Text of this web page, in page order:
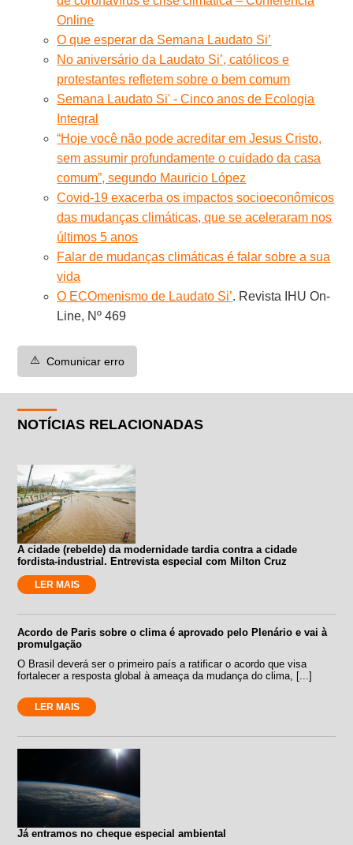
Online
O que esperar da Semana Laudato Si’
No aniversário da Laudato Si’, católicos e
protestantes refletem sobre o bem comum
Semana Laudato Si' - Cinco anos de Ecologia
Integral
“Hoje você não pode acreditar em Jesus Cristo,
sem assumir profundamente o cuidado da casa
comum”, segundo Mauricio López
Covid-19 exacerba os impactos socioeconômicos
das mudanças climáticas, que se aceleraram nos
últimos 5 anos
Falar de mudanças climáticas é falar sobre a sua
vida
O ECOmenismo de Laudato Si’. Revista IHU On-
Line, Nº 469
⚠️ Comunicar erro
NOTÍCIAS RELACIONADAS
A cidade (rebelde) da modernidade tardia contra a cidade
fordista-industrial. Entrevista especial com Milton Cruz
LER MAIS
Acordo de Paris sobre o clima é aprovado pelo Plenário e vai à
promulgação
O Brasil deverá ser o primeiro país a ratificar o acordo que visa
fortalecer a resposta global à ameaça da mudança do clima, [...]
LER MAIS
Já entramos no cheque especial ambiental